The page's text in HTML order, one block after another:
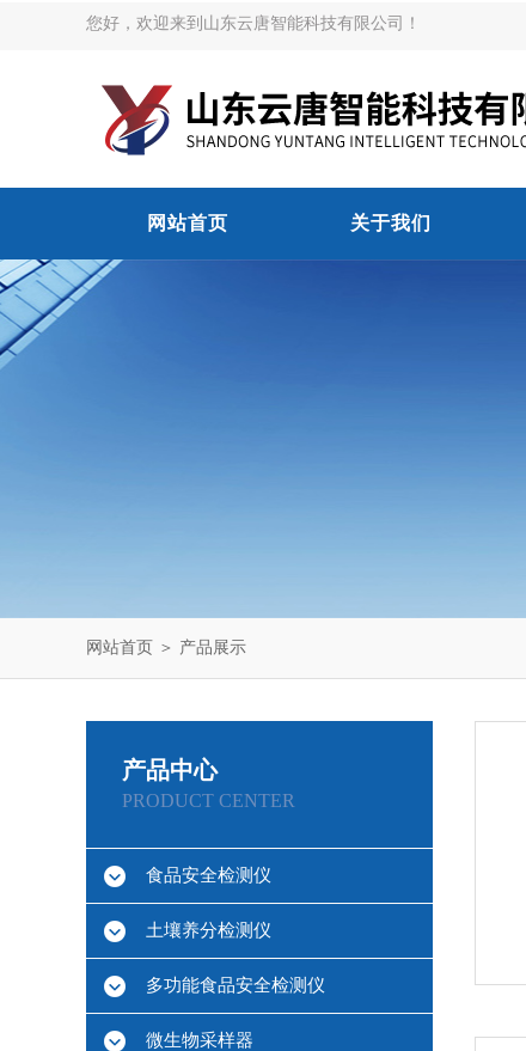
您好，欢迎来到山东云唐智能科技有限公司！
网站首页 关于我们
网站首页 ＞ 产品展示
产品中心
PRODUCT CENTER
食品安全检测仪
土壤养分检测仪
多功能食品安全检测仪
微生物采样器